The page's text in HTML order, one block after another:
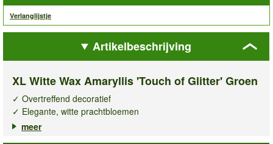
Verlanglijstje
Artikelbeschrijving
XL Witte Wax Amaryllis 'Touch of Glitter' Groen
✓ Overtreffend decoratief
✓ Elegante, witte prachtbloemen
✓ Groeit zonder aarde & water
meer